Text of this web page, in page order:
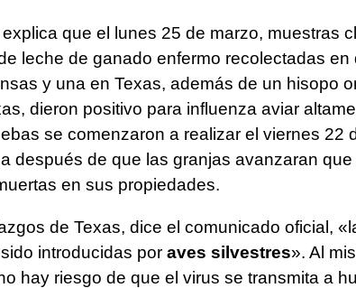
que el lunes 25 de marzo, muestras
leche de ganado enfermo recolectadas en
y una en Texas, además de un hisopo
dieron positivo para influenza aviar
se comenzaron a realizar el viernes 22
después de que las granjas avanzaran
en sus propiedades.
de Texas, dice el comunicado oficial,
introducidas por aves silvestres». Al
hay riesgo de que el virus se transmita a